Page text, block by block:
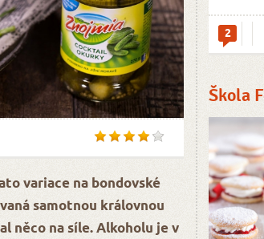
2
Škola
variace na bondovské
samotnou královnou
něco na síle. Alkoholu je v